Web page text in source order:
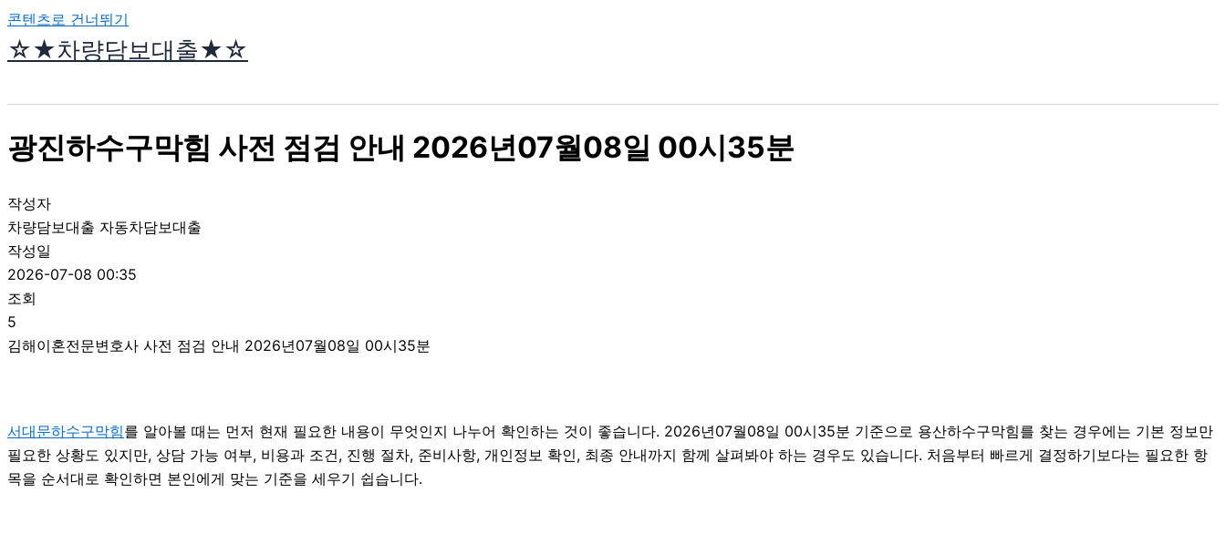
콘텐츠로 건너뛰기
☆★차량담보대출★☆
광진하수구막힘 사전 점검 안내 2026년07월08일 00시35분
작성자
차량담보대출 자동차담보대출
작성일
2026-07-08 00:35
조회
5
김해이혼전문변호사 사전 점검 안내 2026년07월08일 00시35분
서대문하수구막힘를 알아볼 때는 먼저 현재 필요한 내용이 무엇인지 나누어 확인하는 것이 좋습니다. 2026년07월08일 00시35분 기준으로 용산하수구막힘를 찾는 경우에는 기본 정보만
필요한 상황도 있지만, 상담 가능 여부, 비용과 조건, 진행 절차, 준비사항, 개인정보 확인, 최종 안내까지 함께 살펴봐야 하는 경우도 있습니다. 처음부터 빠르게 결정하기보다는 필요한 항
목을 순서대로 확인하면 본인에게 맞는 기준을 세우기 쉽습니다.